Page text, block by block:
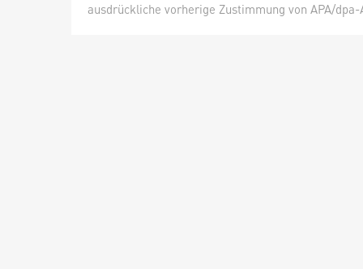
ausdrückliche vorherige Zustimmung von APA/